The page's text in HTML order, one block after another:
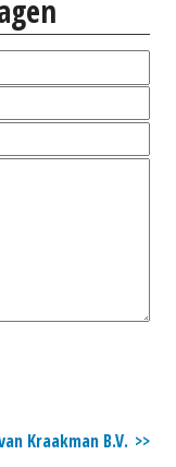
Kraakman B.V.